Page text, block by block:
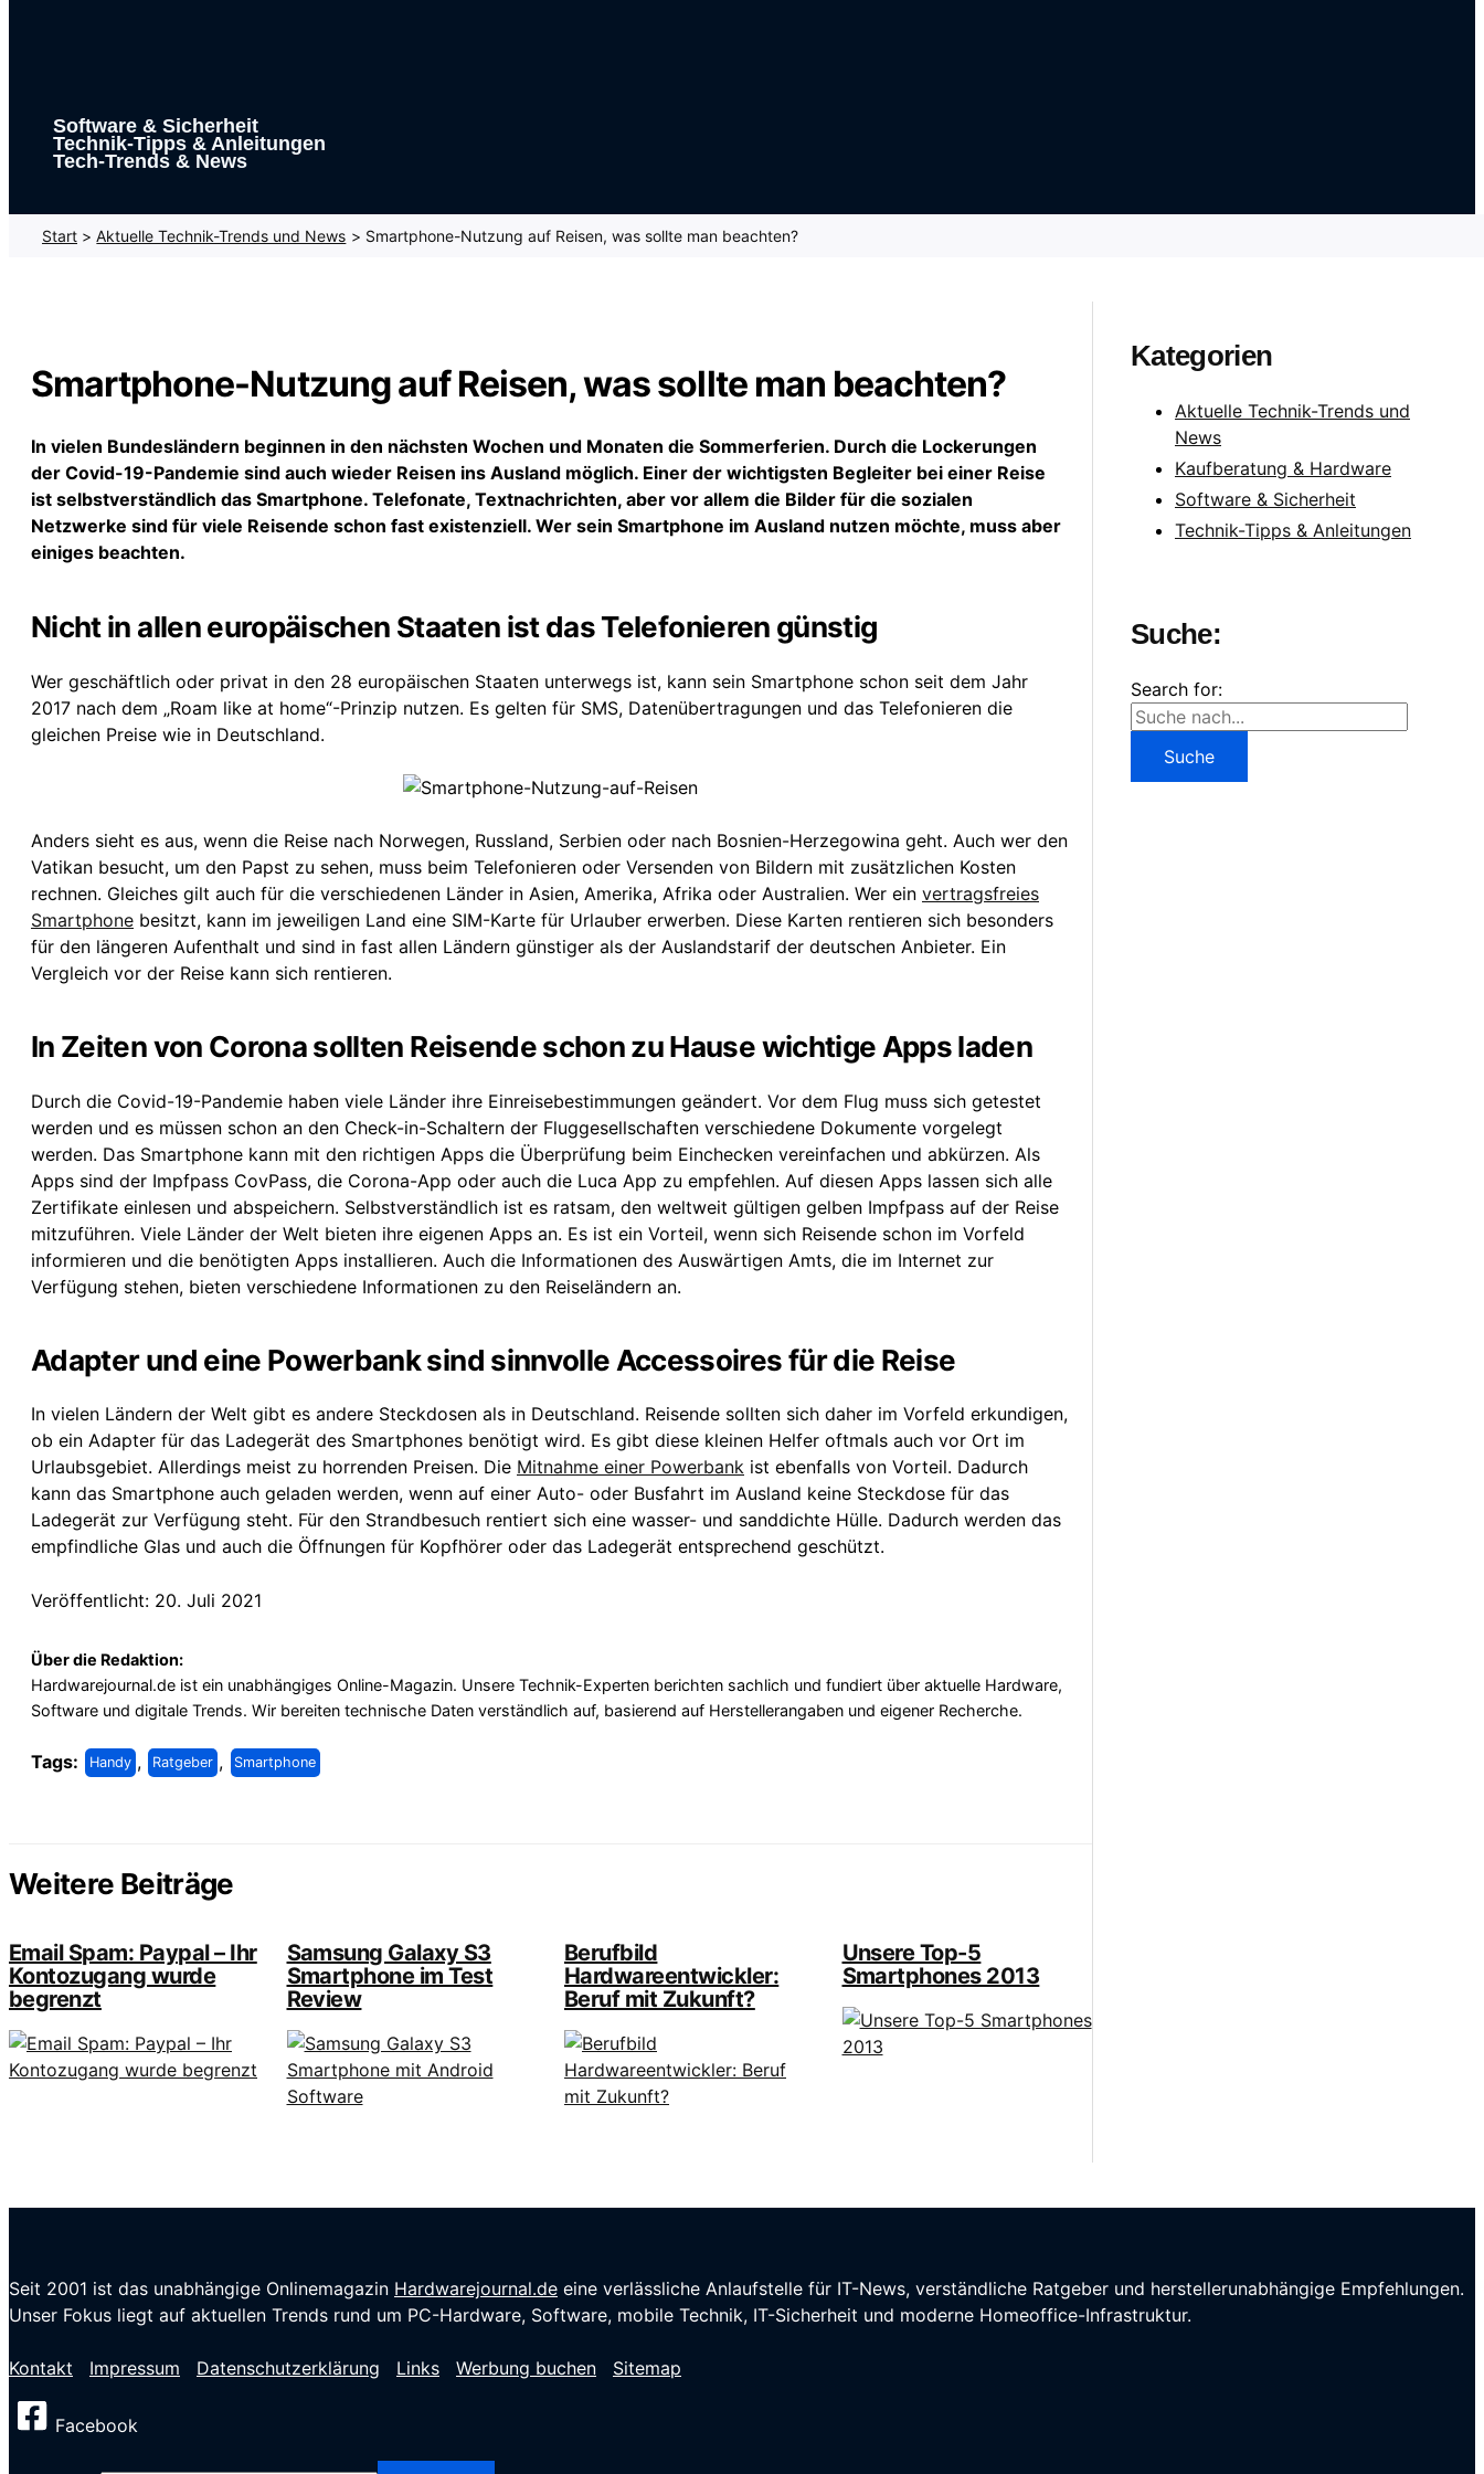
Software & Sicherheit
Technik-Tipps & Anleitungen
Tech-Trends & News
Start Aktuelle Technik-Trends und News Smartphone-Nutzung auf Reisen, was sollte man beachten?
Smartphone-Nutzung auf Reisen, was sollte man beachten?
In vielen Bundesländern beginnen in den nächsten Wochen und Monaten die Sommerferien. Durch die Lockerungen
der Covid-19-Pandemie sind auch wieder Reisen ins Ausland möglich. Einer der wichtigsten Begleiter bei einer Reise
ist selbstverständlich das Smartphone. Telefonate, Textnachrichten, aber vor allem die Bilder für die sozialen
Netzwerke sind für viele Reisende schon fast existenziell. Wer sein Smartphone im Ausland nutzen möchte, muss aber
einiges beachten.
Nicht in allen europäischen Staaten ist das Telefonieren günstig
Wer geschäftlich oder privat in den 28 europäischen Staaten unterwegs ist, kann sein Smartphone schon seit dem Jahr
2017 nach dem „Roam like at home“-Prinzip nutzen. Es gelten für SMS, Datenübertragungen und das Telefonieren die
gleichen Preise wie in Deutschland.
Anders sieht es aus, wenn die Reise nach Norwegen, Russland, Serbien oder nach Bosnien-Herzegowina geht. Auch wer den
Vatikan besucht, um den Papst zu sehen, muss beim Telefonieren oder Versenden von Bildern mit zusätzlichen Kosten
rechnen. Gleiches gilt auch für die verschiedenen Länder in Asien, Amerika, Afrika oder Australien. Wer ein vertragsfreies
Smartphone besitzt, kann im jeweiligen Land eine SIM-Karte für Urlauber erwerben. Diese Karten rentieren sich besonders
für den längeren Aufenthalt und sind in fast allen Ländern günstiger als der Auslandstarif der deutschen Anbieter. Ein
Vergleich vor der Reise kann sich rentieren.
In Zeiten von Corona sollten Reisende schon zu Hause wichtige Apps laden
Durch die Covid-19-Pandemie haben viele Länder ihre Einreisebestimmungen geändert. Vor dem Flug muss sich getestet
werden und es müssen schon an den Check-in-Schaltern der Fluggesellschaften verschiedene Dokumente vorgelegt
werden. Das Smartphone kann mit den richtigen Apps die Überprüfung beim Einchecken vereinfachen und abkürzen. Als
Apps sind der Impfpass CovPass, die Corona-App oder auch die Luca App zu empfehlen. Auf diesen Apps lassen sich alle
Zertifikate einlesen und abspeichern. Selbstverständlich ist es ratsam, den weltweit gültigen gelben Impfpass auf der Reise
mitzuführen. Viele Länder der Welt bieten ihre eigenen Apps an. Es ist ein Vorteil, wenn sich Reisende schon im Vorfeld
informieren und die benötigten Apps installieren. Auch die Informationen des Auswärtigen Amts, die im Internet zur
Verfügung stehen, bieten verschiedene Informationen zu den Reiseländern an.
Adapter und eine Powerbank sind sinnvolle Accessoires für die Reise
In vielen Ländern der Welt gibt es andere Steckdosen als in Deutschland. Reisende sollten sich daher im Vorfeld erkundigen,
ob ein Adapter für das Ladegerät des Smartphones benötigt wird. Es gibt diese kleinen Helfer oftmals auch vor Ort im
Urlaubsgebiet. Allerdings meist zu horrenden Preisen. Die Mitnahme einer Powerbank ist ebenfalls von Vorteil. Dadurch
kann das Smartphone auch geladen werden, wenn auf einer Auto- oder Busfahrt im Ausland keine Steckdose für das
Ladegerät zur Verfügung steht. Für den Strandbesuch rentiert sich eine wasser- und sanddichte Hülle. Dadurch werden das
empfindliche Glas und auch die Öffnungen für Kopfhörer oder das Ladegerät entsprechend geschützt.
Veröffentlicht: 20. Juli 2021
Über die Redaktion:
Hardwarejournal.de ist ein unabhängiges Online-Magazin. Unsere Technik-Experten berichten sachlich und fundiert über aktuelle Hardware,
Software und digitale Trends. Wir bereiten technische Daten verständlich auf, basierend auf Herstellerangaben und eigener Recherche.
Tags: Handy , Ratgeber , Smartphone
Weitere Beiträge
Email Spam: Paypal – Ihr
Kontozugang wurde
begrenzt
Samsung Galaxy S3
Smartphone im Test
Review
Berufbild
Hardwareentwickler:
Beruf mit Zukunft?
Unsere Top-5
Smartphones 2013
Kategorien
Aktuelle Technik-Trends und
News
Kaufberatung & Hardware
Software & Sicherheit
Technik-Tipps & Anleitungen
Suche:
Search for:
Seit 2001 ist das unabhängige Onlinemagazin Hardwarejournal.de eine verlässliche Anlaufstelle für IT-News, verständliche Ratgeber und herstellerunabhängige Empfehlungen.
Unser Fokus liegt auf aktuellen Trends rund um PC-Hardware, Software, mobile Technik, IT-Sicherheit und moderne Homeoffice-Infrastruktur.
Kontakt Impressum Datenschutzerklärung Links Werbung buchen Sitemap
Facebook